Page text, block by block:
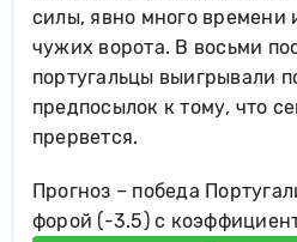
силы, явно много времени
чужих ворота. В восьми
португальцы выигрывали
предпосылок к тому, что
прервется.
Прогноз – победа
форой (-3.5) с